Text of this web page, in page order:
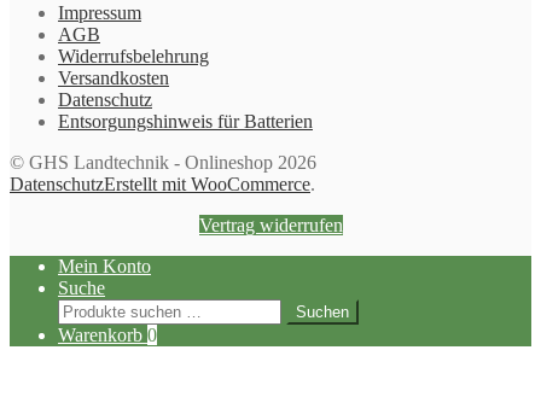
Impressum
AGB
Widerrufsbelehrung
Versandkosten
Datenschutz
Entsorgungshinweis für Batterien
© GHS Landtechnik - Onlineshop 2026
DatenschutzErstellt mit WooCommerce.
Vertrag widerrufen
Mein Konto
Suche
Suchen
nach:
Suchen
Warenkorb 0